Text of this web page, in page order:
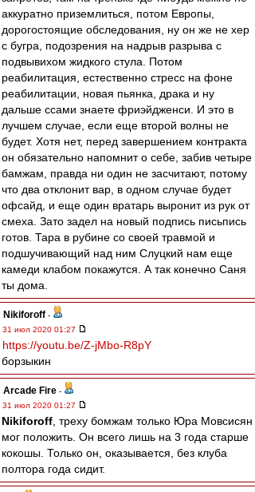
аккуратно приземлиться, потом Европы,
дорогостоящие обследования, ну он же не хер
с бугра, подозрения на надрыв разрыва с
подвывихом жидкого стула. Потом
реабилитация, естественно стресс на фоне
реабилитации, новая пьянка, драка и ну
дальше ссами знаете фриэйдженси. И это в
лучшем случае, если еще второй волны не
будет. Хотя нет, перед завершением контракта
он обязательно напомнит о себе, забив четыре
бамжам, правда ни один не засчитают, потому
что два отклонит вар, в одном случае будет
офсайд, и еще один вратарь выронит из рук от
смеха. Зато задел на новый подпись письпись
готов. Тара в рубине со своей травмой и
подшучивающий над ним Слуцкий нам еще
камеди клабом покажутся. А так конечно Саня
ты дома.
Nikiforoff -
31 июл 2020 01:27
https://youtu.be/Z-jMbo-R8pY
борзыкин
Arcade Fire -
31 июл 2020 01:27
Nikiforoff , треху бомжам только Юра Мовсисян
мог положить. Он всего лишь на 3 года старше
кокошы. Только он, оказывается, без клуба
полтора года сидит.